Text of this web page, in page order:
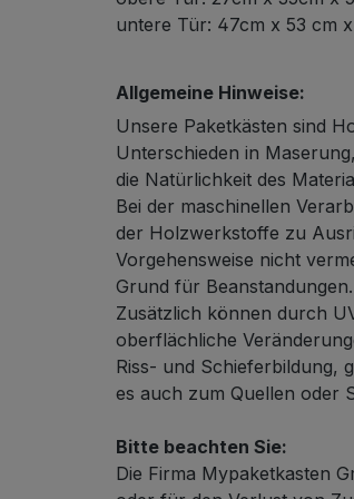
untere Tür: 47cm x 53 cm
Allgemeine Hinweise:
Unsere Paketkästen sind
Unterschieden in
die Natürlichkeit des
Bei der maschinellen
der Holzwerkstoffe zu
Vorgehensweise nicht
Grund für Beanstandungen.
Zusätzlich können durch
oberflächliche
Riss- und Schieferbildung,
es auch zum Quellen oder
Bitte beachten Sie:
Die Firma Mypaketkasten